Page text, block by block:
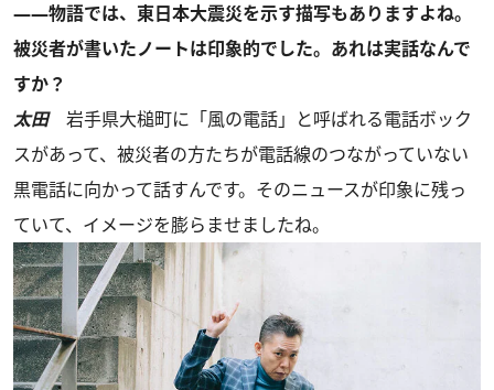
――物語では、東日本大震災を示す描写もありますよね。
被災者が書いたノートは印象的でした。あれは実話なんで
すか？
太田岩手県大槌町に「風の電話」と呼ばれる電話ボック
スがあって、被災者の方たちが電話線のつながっていない
黒電話に向かって話すんです。そのニュースが印象に残っ
ていて、イメージを膨らませましたね。